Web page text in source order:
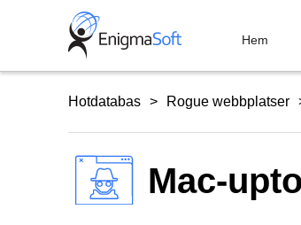
Hem
Hotdatabas Rogue webbplatser
Mac-